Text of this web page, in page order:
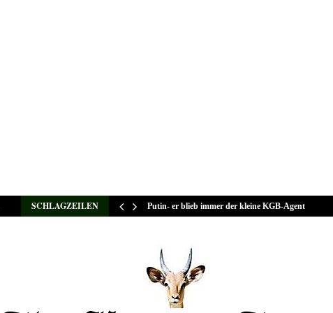
SCHLAGZEILEN Putin- er blieb immer der kleine KGB-Agent